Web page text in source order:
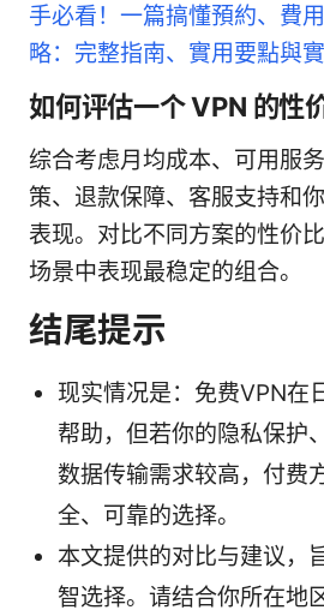
手必看！一篇搞懂預約、費
略：完整指南、實用要點與
如何评估一个 VPN 的性
综合考虑月均成本、可用服
策、退款保障、客服支持和
表现。对比不同方案的性价
场景中表现最稳定的组合。
结尾提示
现实情况是：免费VPN在
帮助，但若你的隐私保护
数据传输需求较高，付费
全、可靠的选择。
本文提供的对比与建议，
智选择。请结合你所在地